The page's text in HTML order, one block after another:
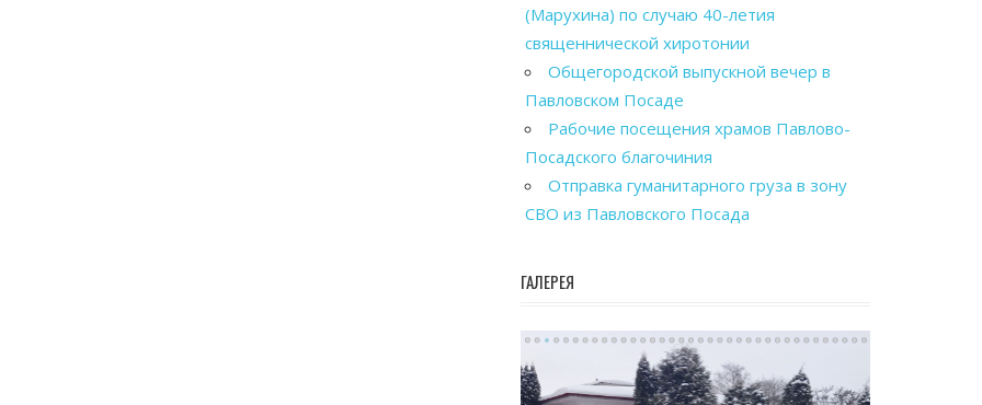
(Марухина) по случаю 40-летия
священнической хиротонии
Общегородской выпускной вечер в
Павловском Посаде
Рабочие посещения храмов Павлово-
Посадского благочиния
Отправка гуманитарного груза в зону
СВО из Павловского Посада
ГАЛЕРЕЯ